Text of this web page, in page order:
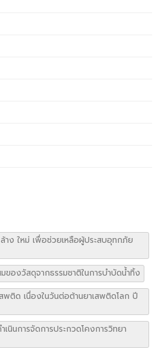
าง ใหม่ เพื่อช่วยเหลือผู้ประสบอุทกภัย
ของวัสดุจากธรรมชาติในการบำบัดน้ำทิ้ง
ติด เนื่องในวันต่อต้านยาเสพติดโลก ปี
นินการจัดการประกวดโคงการวิทยา